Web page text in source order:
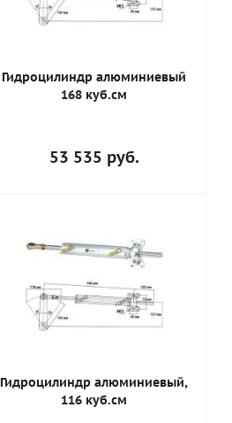
Гидроцилиндр алюминиевый
168 куб.см
53 535 руб.
Гидроцилиндр алюминиевый,
116 куб.см